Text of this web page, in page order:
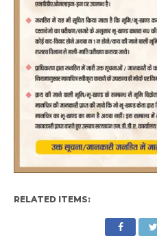
RELATED ITEMS: